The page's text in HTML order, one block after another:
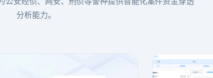
分析能力。